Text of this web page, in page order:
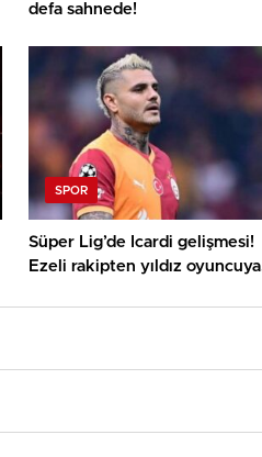
defa sahnede!
SPOR
Süper Lig’de Icardi gelişmesi!
Ezeli rakipten yıldız oyuncuya